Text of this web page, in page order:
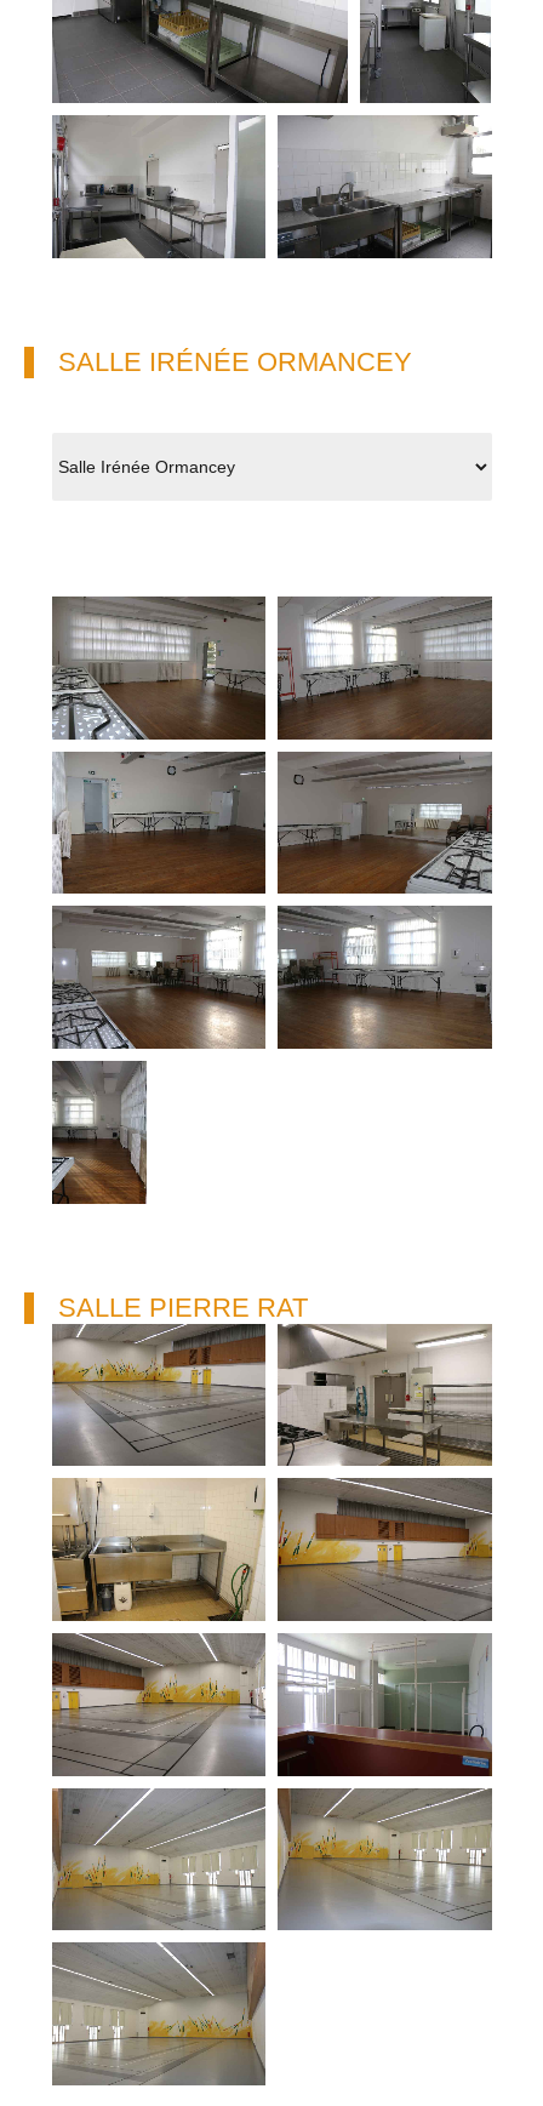
SALLE IRÉNÉE ORMANCEY
SALLE PIERRE RAT